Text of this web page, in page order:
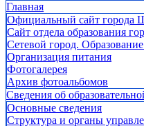
Главная
Официальный сайт города
Сайт отдела образования
Сетевой город.
Организация питания
Фотогалерея
Архив фотоальбомов
Сведения об
Основные сведения
Структура и органы